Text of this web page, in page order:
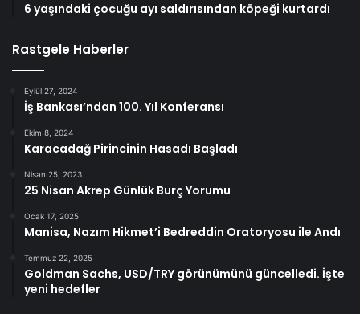
6 yaşındaki çocuğu ayı saldırısından köpeği kurtardı
Rastgele Haberler
Eylül 27, 2024
İş Bankası’ndan 100. Yıl Konferansı
Ekim 8, 2024
Karacadağ Pirincinin Hasadı Başladı
Nisan 25, 2023
25 Nisan Akrep Günlük Burç Yorumu
Ocak 17, 2025
Manisa, Nazım Hikmet’i Bedreddin Oratoryosu ile Andı
Temmuz 22, 2025
Goldman Sachs, USD/TRY görünümünü güncelledi. İşte
yeni hedefler